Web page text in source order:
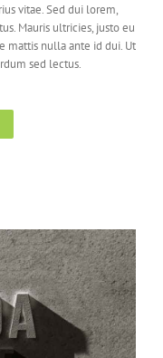
vitae. Sed dui lorem,
Mauris ultricies, justo eu
mattis nulla ante id dui. Ut
sed lectus.